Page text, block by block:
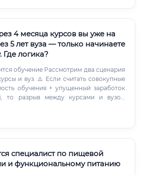
высокочувствительных
нанотехнологий.
4 месяца курсов вы уже на
5 лет вуза — только начинаете
Где логика?
обучение Рассмотрим два сценария
и вуз. ⚠️ Если считать совокупные
обучения + упущенный заработок
то разрыв между курсами и вузом
специалист по пищевой
и функциональному питанию